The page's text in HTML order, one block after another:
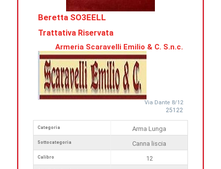
Beretta SO3EELL
Trattativa Riservata
Armeria Scaravelli Emilio & C. S.n.c.
Via Dante 8/12
25122
Categoria
Sottocategoria
Calibro
Arma Lunga
Canna liscia
12